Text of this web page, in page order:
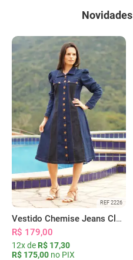
Novidades
REF 2226
Vestido Chemise Jeans Clássica Serena
R$ 179,00
12x de R$ 17,30
R$ 175,00 no PIX